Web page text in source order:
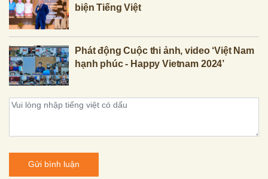
biện Tiếng Việt
Phát động Cuộc thi ảnh, video ‘Việt Nam
hạnh phúc - Happy Vietnam 2024’
Gửi bình luận